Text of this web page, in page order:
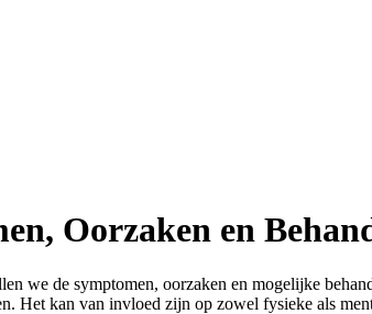
Oorzaken en
we de symptomen, oorzaken en mogelijke
Het kan van invloed zijn op zowel fysieke als